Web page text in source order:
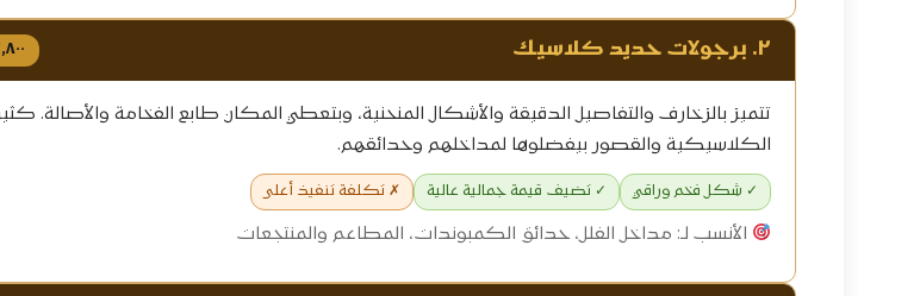
٢. برجولات حديد كلاسيك ٢,٨٠٠ – ٤,٥٠٠
تتميز بالزخارف والتفاصيل الدقيقة والأشكال المنحنية، وبتعطي المكان طابع الفخامة والأصالة.
الكلاسيكية والقصور بيفضلوها لمداخلهم وحدائقهم.
✓ شكل فخم وراقي ✓ تضيف قيمة جمالية عالية ✗ تكلفة تنفيذ أعلى
الأنسب لـ: مداخل الفلل، حدائق الكمبوندات، المطاعم والمنتجعات